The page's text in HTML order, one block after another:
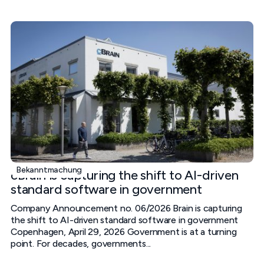
Bekanntmachung
cBrain is capturing the shift to AI-driven
standard software in government
Company Announcement no. 06/2026 Brain is capturing
the shift to AI-driven standard software in government
Copenhagen, April 29, 2026 Government is at a turning
point. For decades, governments...